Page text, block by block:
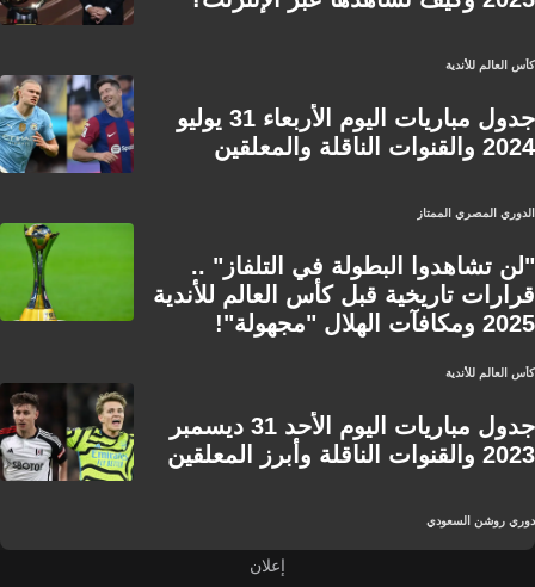
كأس العالم للأندية
جدول مباريات اليوم الأربعاء 31 يوليو
2024 والقنوات الناقلة والمعلقين
الدوري المصري الممتاز
"لن تشاهدوا البطولة في التلفاز" ..
قرارات تاريخية قبل كأس العالم للأندية
2025 ومكافآت الهلال "مجهولة"!
كأس العالم للأندية
جدول مباريات اليوم الأحد 31 ديسمبر
2023 والقنوات الناقلة وأبرز المعلقين
دوري روشن السعودي